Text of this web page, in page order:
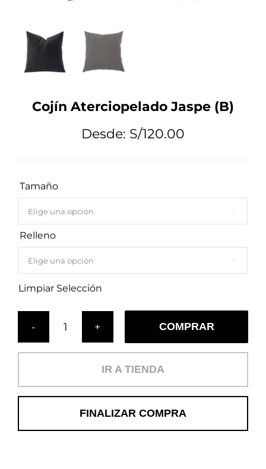
Tips de Diseño
Mi Cuenta
Carrito
Cojín Aterciopelado Jaspe (B)
Desde: S/120.00
Tamaño

Relleno

Limpiar Selección
Cojín
cantidad
COMPRAR
IR A TIENDA
FINALIZAR COMPRA